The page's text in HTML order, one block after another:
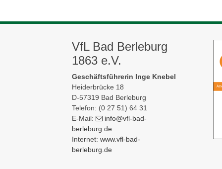
VfL Bad Berleburg
1863 e.V.
Geschäftsführerin Inge Knebel
Heiderbrücke 18
D-57319 Bad Berleburg
Telefon: (0 27 51) 64 31
E-Mail:
info@vfl-bad-
berleburg .de
Internet: www.vfl-bad-
berleburg.de